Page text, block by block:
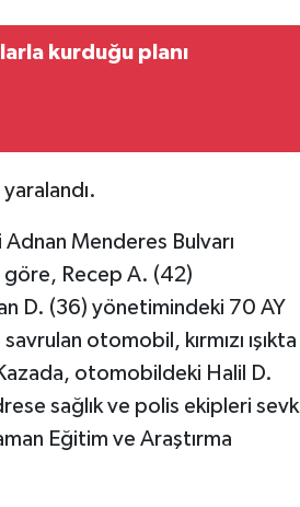
kurduğu planı
Menderes Bulvarı
göre, Recep A. (42)
D. (36) yönetimindeki 70 AY
otomobil, kırmızı ışıkta
otomobildeki Halil D.
sağlık ve polis ekipleri sevk
Eğitim ve Araştırma